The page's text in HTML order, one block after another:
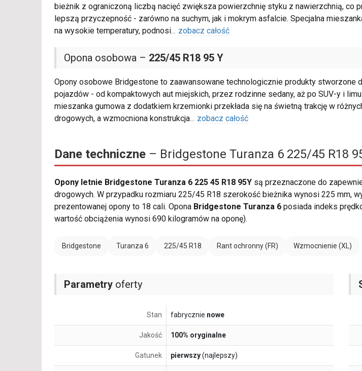
bieżnik z ograniczoną liczbą nacięć zwiększa powierzchnię styku z nawierzchnią, co
lepszą przyczepność - zarówno na suchym, jak i mokrym asfalcie. Specjalna
na wysokie temperatury, podnosi... zobacz całość
Opona osobowa – 225/45 R18 95 Y
Opony osobowe Bridgestone to zaawansowane technologicznie produkty stworzone
pojazdów - od kompaktowych aut miejskich, przez rodzinne sedany, aż po SUV-y i
mieszanka gumowa z dodatkiem krzemionki przekłada się na świetną trakcję w
drogowych, a wzmocniona konstrukcja... zobacz całość
Dane techniczne – Bridgestone Turanza 6 225/45 R18
Opony letnie Bridgestone Turanza 6 225 45 R18 95Y są przeznaczone do
drogowych. W przypadku rozmiaru 225/45 R18 szerokość bieżnika wynosi 225 mm,
prezentowanej opony to 18 cali. Opona Bridgestone Turanza 6 posiada indeks
wartość obciążenia wynosi 690 kilogramów na oponę).
Bridgestone Turanza 6 225/45 R18 Rant ochronny (FR) Wzmocnienie (XL)
Parametry oferty
Stan fabrycznie nowe
Jakość 100% oryginalne
Gatunek pierwszy(najlepszy)